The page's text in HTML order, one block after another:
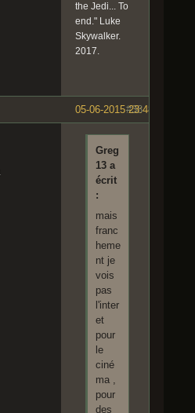
the Jedi... To
end." Luke
Skywalker.
2017.
#38
05-06-2015 23:48:07
Greg
13 a
écrit
:
mais
franc
heme
nt je
vois
pas
l'inter
et
pour
le
ciné
ma ,
pour
des